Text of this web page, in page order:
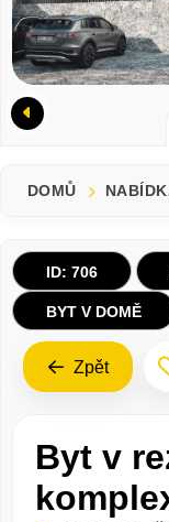
DOMŮ
ID: 706
BYT V DOMĚ
Zpět
Byt v